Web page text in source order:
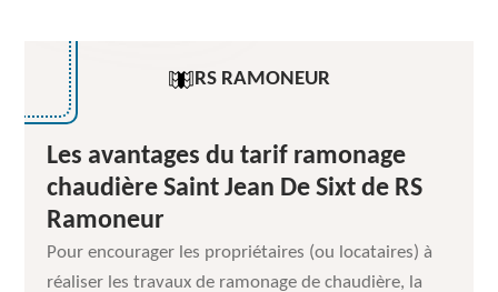
RS RAMONEUR
Les avantages du tarif ramonage
chaudière Saint Jean De Sixt de RS
Ramoneur
Pour encourager les propriétaires (ou locataires) à
réaliser les travaux de ramonage de chaudière, la